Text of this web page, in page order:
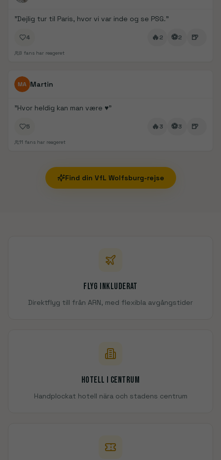
"Dejlig tur til Paris, hvor vi var inde og se PSG."
4 🔥2 ⚽2 🍺
8 fans har reageret
FanDays bidrag
MA Martin
"Hvor heldig kan man være ♥️"
5 🔥3 ⚽3 🍺
11 fans har reageret
Find din VfL Wolfsburg-rejse
Flyg inkluderat
Direktflyg till från ARN, med flexibla avgångstider
Hotell i centrum
Handplockat hotell nära och stadens centrum